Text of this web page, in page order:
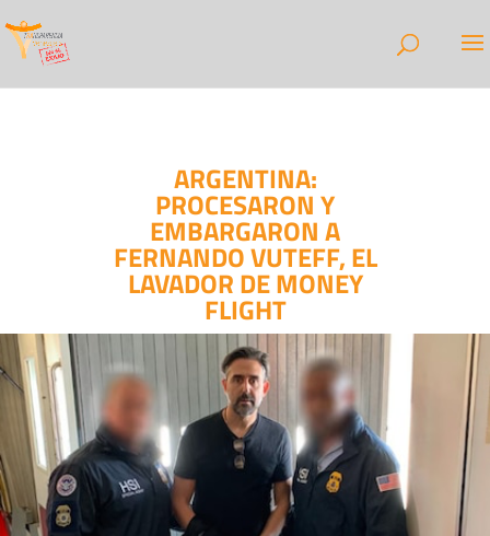
ARGENTINA:
PROCESARON Y
EMBARGARON A
FERNANDO VUTEFF, EL
LAVADOR DE MONEY
FLIGHT